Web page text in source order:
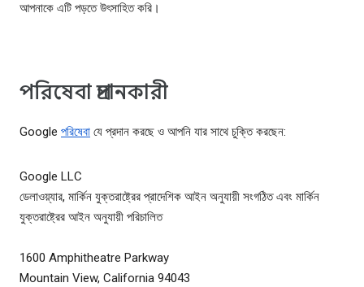
আপনাকে এটি পড়তে উৎসাহিত করি।
পরিষেবা প্রদানকারী
Google পরিষেবা যে প্রদান করছে ও আপনি যার সাথে চুক্তি করছেন:
Google LLC
ডেলাওয়্যার, মার্কিন যুক্তরাষ্ট্রের প্রাদেশিক আইন অনুযায়ী সংগঠিত এবং মার্কিন
যুক্তরাষ্ট্রের আইন অনুযায়ী পরিচালিত
1600 Amphitheatre Parkway
Mountain View, California 94043